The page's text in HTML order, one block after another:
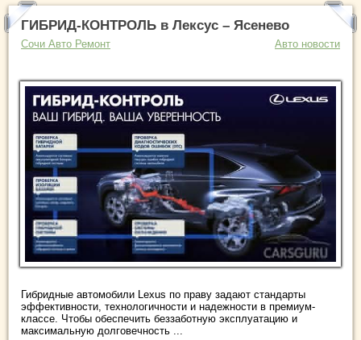
ГИБРИД-КОНТРОЛЬ в Лексус – Ясенево
Сочи Авто Ремонт Авто новости
Гибридные автомобили Lexus по праву задают стандарты
эффективности, технологичности и надежности в премиум-
классе. Чтобы обеспечить беззаботную эксплуатацию и
максимальную долговечность ...